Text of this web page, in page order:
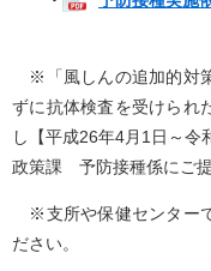
※「風しんの追加的対
ずに抗体検査を受けられ
し【平成26年4月1日～令
政策課 予防接種係にご
※支所や保健センター
ださい。